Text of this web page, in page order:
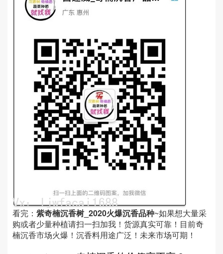
看完： 紫奇楠沉香树_2020火爆沉香品种~如果想大量采
购或者少量种植请扫一扫加我！货源真实可靠！目前奇
楠沉香市场火爆！沉香料用途广泛！未来市场可期！